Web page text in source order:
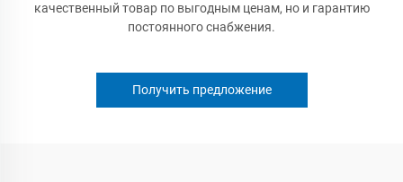
качественный товар по выгодным ценам, но и гарантию
постоянного снабжения.
Получить предложение